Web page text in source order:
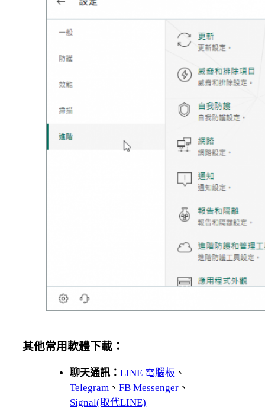
其他常用軟體下載：
聊天通訊：LINE 電腦板 、
Telegram 、FB Messenger 、
Signal(取代LINE)